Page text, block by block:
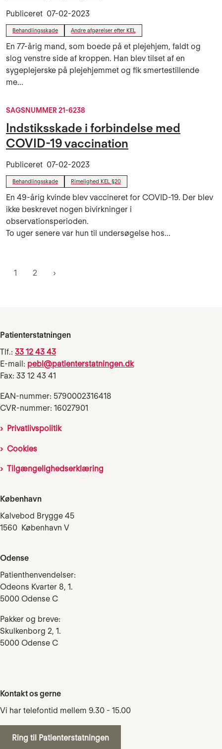
Publiceret 07-02-2023
Behandlingsskade Andre afgørelser efter KEL
En 77-årig mand, som boede på et plejehjem, faldt og
slog venstre side af kroppen. Han blev tilset af en
sygeplejerske på plejehjemmet og fik smertestillende
me...
SAGSNUMMER 21-6238
Indstiksskade i forbindelse med
COVID-19 vaccination
Publiceret 07-02-2023
Behandlingsskade Rimelighed KEL §20
En 49-årig kvinde blev vaccineret for COVID-19. Der blev
ikke beskrevet nogen bivirkninger i
observationsperioden.
To uger senere var hun til undersøgelse hos...
1 2
Patienterstatningen
Tlf.: 33 12 43 43
E-mail: pebl@patienterstatningen.dk
Fax: 33 12 43 41
EAN-nummer: 5790002316418
CVR-nummer: 16027901
Privatlivspolitik
Cookies
Tilgængelighedserklæring
København
Kalvebod Brygge 45
1560 København V
Odense
Patienthenvendelser:
Odeons Kvarter 8, 1.
5000 Odense C
Pakker og breve:
Skulkenborg 2, 1.
5000 Odense C
Kontakt os gerne
Vi har telefontid mellem 9.30 - 15.00
Ring til Patienterstatningen